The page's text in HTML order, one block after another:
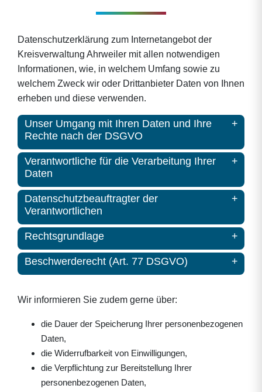
Datenschutzerklärung zum Internetangebot der
Kreisverwaltung Ahrweiler mit allen notwendigen
Informationen, wie, in welchem Umfang sowie zu
welchem Zweck wir oder Drittanbieter Daten von Ihnen
erheben und diese verwenden.
Unser Umgang mit Ihren Daten und Ihre
Rechte nach der DSGVO
Verantwortliche für die Verarbeitung Ihrer
Daten
Datenschutzbeauftragter der
Verantwortlichen
Rechtsgrundlage
Beschwerderecht (Art. 77 DSGVO)
Wir informieren Sie zudem gerne über:
die Dauer der Speicherung Ihrer personenbezogenen
Daten,
die Widerrufbarkeit von Einwilligungen,
die Verpflichtung zur Bereitstellung Ihrer
personenbezogenen Daten,